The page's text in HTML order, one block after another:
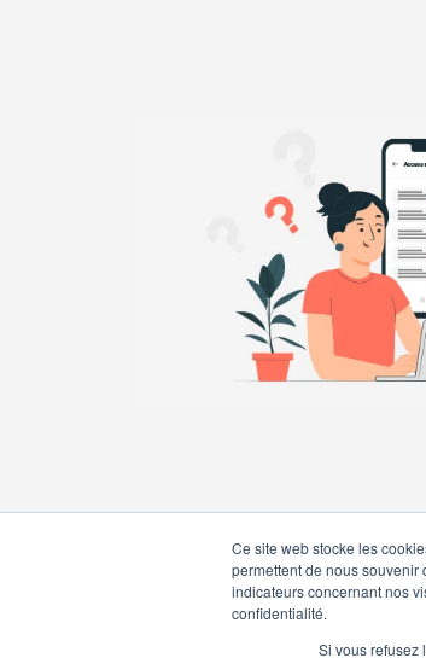
Ce site web stocke les
permettent de nous
indicateurs concernant nos
confidentialité.
Si vous refusez